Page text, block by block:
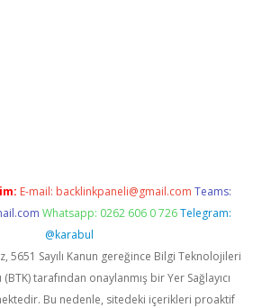
E-mail: backlinkpaneli@gmail.com Teams:
Whatsapp: 0262 606 0 726 Telegram:
@karabul
5651 Sayılı Kanun gereğince Bilgi Teknolojileri
tarafından onaylanmış bir Yer Sağlayıcı
Bu nedenle, sitedeki içerikleri proaktif